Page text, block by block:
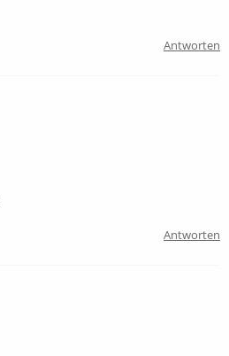
Antworten
Antworten